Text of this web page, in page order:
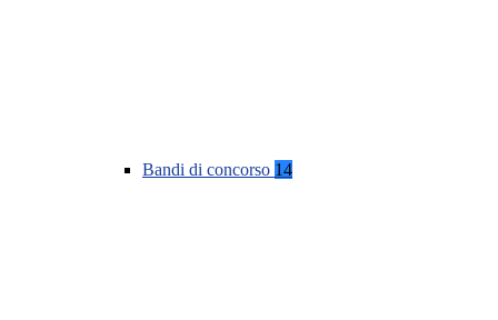
Bandi di concorso 14